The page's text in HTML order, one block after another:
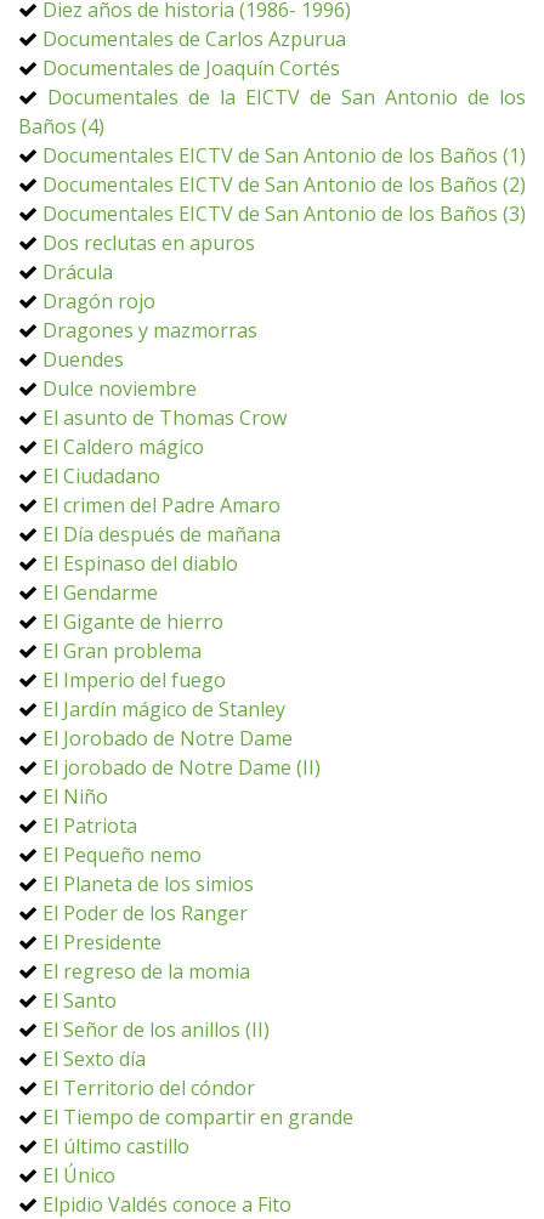
Diez años de historia (1986- 1996)
Documentales de Carlos Azpurua
Documentales de Joaquín Cortés
Documentales de la EICTV de San Antonio de los
Baños (4)
Documentales EICTV de San Antonio de los Baños (1)
Documentales EICTV de San Antonio de los Baños (2)
Documentales EICTV de San Antonio de los Baños (3)
Dos reclutas en apuros
Drácula
Dragón rojo
Dragones y mazmorras
Duendes
Dulce noviembre
El asunto de Thomas Crow
El Caldero mágico
El Ciudadano
El crimen del Padre Amaro
El Día después de mañana
El Espinaso del diablo
El Gendarme
El Gigante de hierro
El Gran problema
El Imperio del fuego
El Jardín mágico de Stanley
El Jorobado de Notre Dame
El jorobado de Notre Dame (II)
El Niño
El Patriota
El Pequeño nemo
El Planeta de los simios
El Poder de los Ranger
El Presidente
El regreso de la momia
El Santo
El Señor de los anillos (II)
El Sexto día
El Territorio del cóndor
El Tiempo de compartir en grande
El último castillo
El Único
Elpidio Valdés conoce a Fito